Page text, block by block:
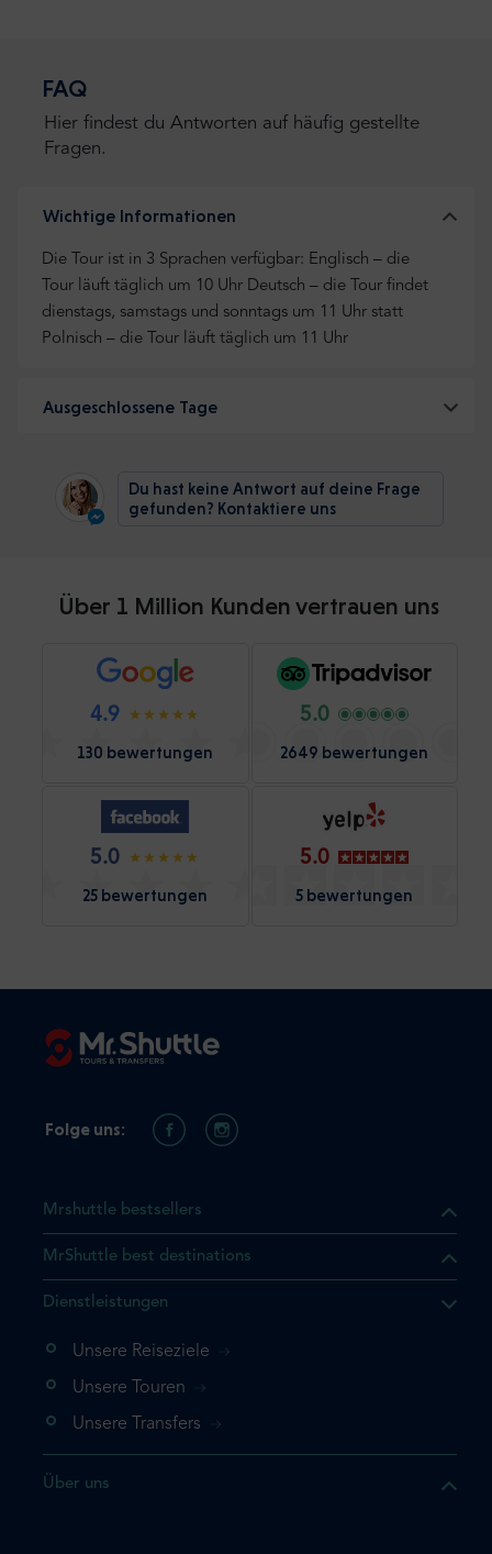
FAQ
Hier findest du Antworten auf häufig gestellte
Fragen.
Wichtige Informationen
Die Tour ist in 3 Sprachen verfügbar: Englisch – die
Tour läuft täglich um 10 Uhr Deutsch – die Tour findet
dienstags, samstags und sonntags um 11 Uhr statt
Polnisch – die Tour läuft täglich um 11 Uhr
Ausgeschlossene Tage
Du hast keine Antwort auf deine Frage
gefunden? Kontaktiere uns
Über 1 Million Kunden vertrauen uns
4.9
130 bewertungen
5.0
2649 bewertungen
5.0
25 bewertungen
5.0
5 bewertungen
dass sich das Produkt, das
Warenkorb befindet.
einmal hinzufügen
ein weiteres Mal
Mrshuttle bestsellers
MrShuttle best destinations
Dienstleistungen
Unsere Reiseziele
Unsere Touren
Unsere Transfers
Über uns
Folge uns: